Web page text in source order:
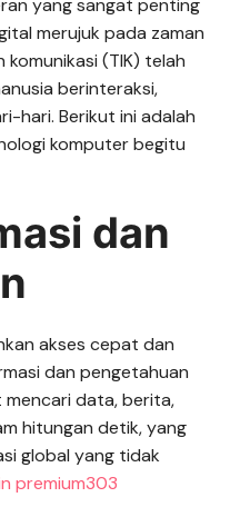
yang sangat penting
merujuk pada zaman
(TIK) telah
berinteraksi,
hari. Berikut ini adalah
komputer begitu
dan
akses cepat dan
dan pengetahuan
mencari data, berita,
hitungan detik, yang
global yang tidak
premium303